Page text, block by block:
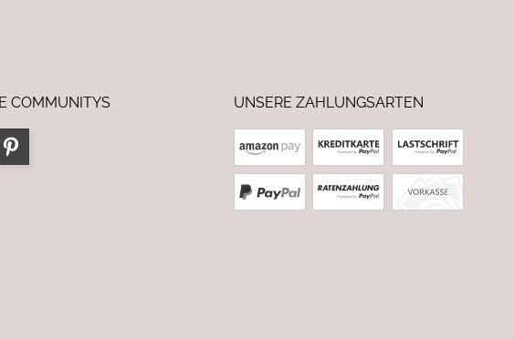
COMMUNITYS UNSERE ZAHLUNGSARTEN